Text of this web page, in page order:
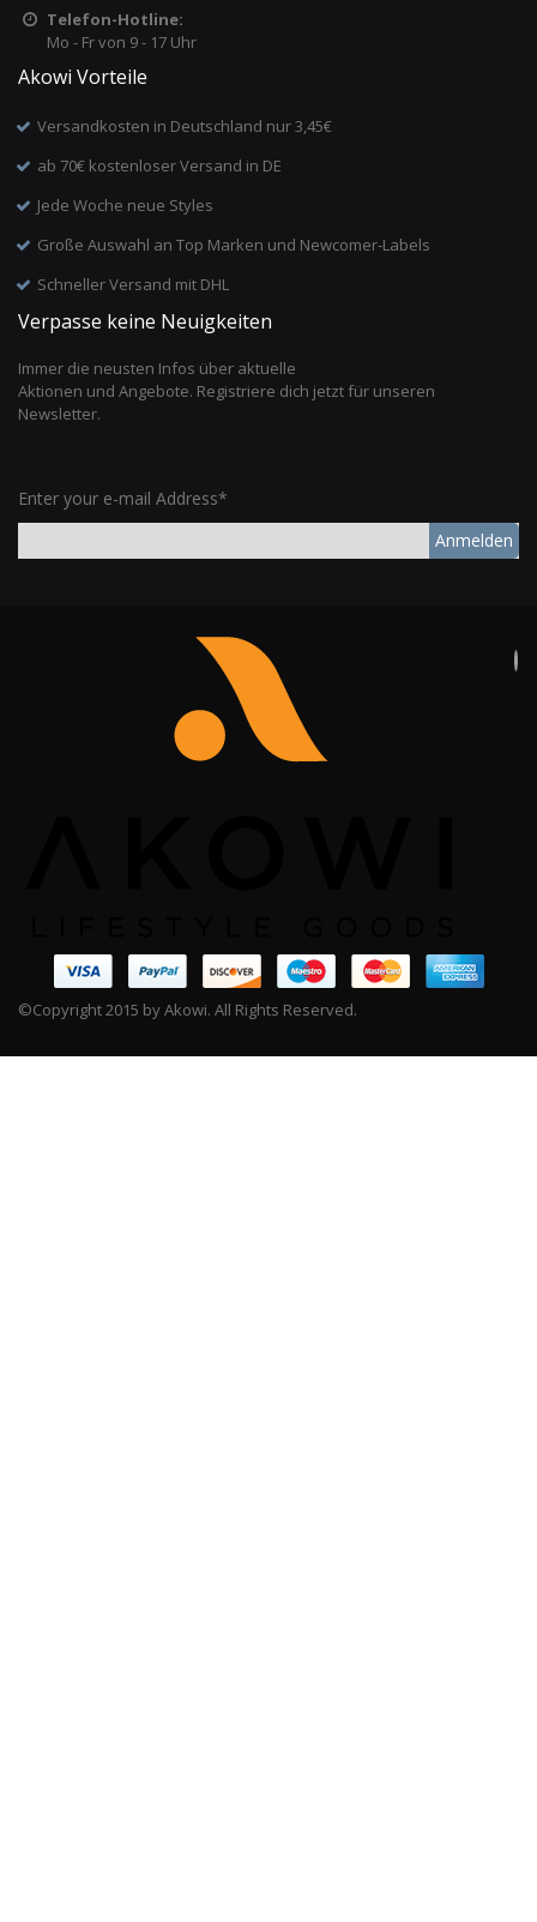
Telefon-Hotline:
Mo - Fr von 9 - 17 Uhr
Akowi Vorteile
Versandkosten in Deutschland nur 3,45€
ab 70€ kostenloser Versand in DE
Jede Woche neue Styles
Große Auswahl an Top Marken und Newcomer-Labels
Schneller Versand mit DHL
Verpasse keine Neuigkeiten
Immer die neusten Infos über aktuelle
Aktionen und Angebote. Registriere dich jetzt für unseren
Newsletter.
Enter your e-mail Address*
Anmelden
©Copyright 2015 by Akowi. All Rights Reserved.